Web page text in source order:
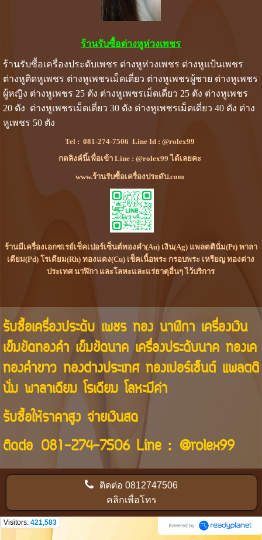
ร้านรับซื้อต่างหูห่วงเพชร
ร้านรับซื้อเครื่องประดับเพชร ต่างหูห่วงเพชร ต่างหูแป้นเพชร
ต่างหูติดหูเพชร ต่างหูเพชรเม็ดเดี่ยว ต่างหูเพชรผู้ชาย ต่างหูเพชร
ผู้หญิง ต่างหูเพชร 25 ตัง ต่างหูเพชรเม็ดเดี่ยว 25 ตัง ต่างหูเพชร
20 ตัง ต่างหูเพชรเม็ดเดี่ยว 30 ตัง ต่างหูเพชรเม็ดเดี่ยว 40 ตัง ต่าง
หูเพชร 50 ตัง
Tel :081-274-7506 Line Id :@rolex99
กดลิงค์นี้เพื่อเข้า Line : @rolex99 ได้เลยคะ
www.ร้านรับซื้อเครื่องประดับ.com
ร้านมีเครื่องเอกซเรย์เช็คเปอร์เซ็นต์ทองคำ(Au) เงิน(Ag) แพลตตินั่ม(Pt) พาลา
เดียม(Pd) โรเดียม(Rh) ทองแดง(Cu) เช็คเนื้อพระ กรอบพระ เหรียญ ทองต่าง
ประเทศ นาฬิกา และโลหะและแร่ธาตุอื่นๆ ไว้บริการ
รับซื้อเครื่องประดับ เพชร ทอง นาฬิกา เครื่องเงิน
เข็มขัดทองคำ เข็มขัดนาค เครื่องประดับนาค ทองเค
ทองคำขาว ทองต่างประเทศ ทองเปอร์เซ็นต์ แพลตติ
นั่ม พาลาเดียม โรเดียม โลหะมีค่า
รับซื้อให้ราคาสูง จ่ายเงินสด
ติดต่อ 081-274-7506Line : @rolex99
ติดต่อ0812747506
คลิกเพื่อโทร
Visitors: 421,583